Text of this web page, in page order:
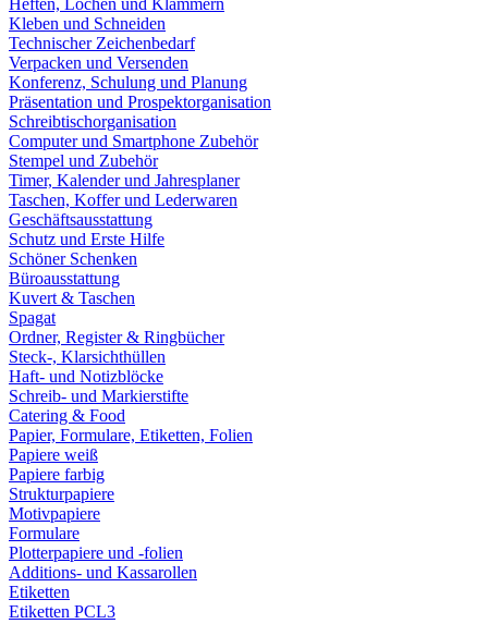
Heften, Lochen und Klammern
Kleben und Schneiden
Technischer Zeichenbedarf
Verpacken und Versenden
Konferenz, Schulung und Planung
Präsentation und Prospektorganisation
Schreibtischorganisation
Computer und Smartphone Zubehör
Stempel und Zubehör
Timer, Kalender und Jahresplaner
Taschen, Koffer und Lederwaren
Geschäftsausstattung
Schutz und Erste Hilfe
Schöner Schenken
Büroausstattung
Kuvert & Taschen
Spagat
Ordner, Register & Ringbücher
Steck-, Klarsichthüllen
Haft- und Notizblöcke
Schreib- und Markierstifte
Catering & Food
Papier, Formulare, Etiketten, Folien
Papiere weiß
Papiere farbig
Strukturpapiere
Motivpapiere
Formulare
Plotterpapiere und -folien
Additions- und Kassarollen
Etiketten
Etiketten PCL3